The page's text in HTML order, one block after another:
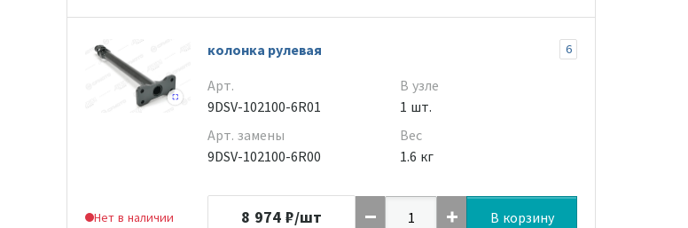
Нет в наличии
колонка рулевая 6
Арт.
9DSV-102100-6R01
Арт. замены
9DSV-102100-6R00
В узле
1 шт.
Вес
1.6 кг
8 974 ₽/шт В корзину